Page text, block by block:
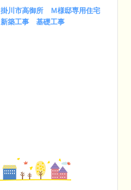
掛川市高御所 Ｍ様邸専用住宅
新築工事 基礎工事